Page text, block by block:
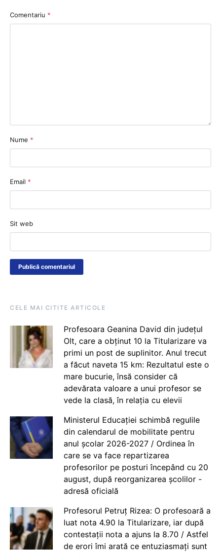
Comentariu *
Nume *
Email *
Sit web
CELE MAI CITITE ARTICOLE
Profesoara Geanina David din județul
Olt, care a obținut 10 la Titularizare va
primi un post de suplinitor. Anul trecut
a făcut naveta 15 km: Rezultatul este o
mare bucurie, însă consider că
adevărata valoare a unui profesor se
vede la clasă, în relația cu elevii
Ministerul Educației schimbă regulile
din calendarul de mobilitate pentru
anul școlar 2026-2027 / Ordinea în
care se va face repartizarea
profesorilor pe posturi începând cu 20
august, după reorganizarea școlilor -
adresă oficială
Profesorul Petruț Rizea: O profesoară a
luat nota 4.90 la Titularizare, iar după
contestații nota a ajuns la 8.70 / Astfel
de erori îmi arată ce entuziasmați sunt